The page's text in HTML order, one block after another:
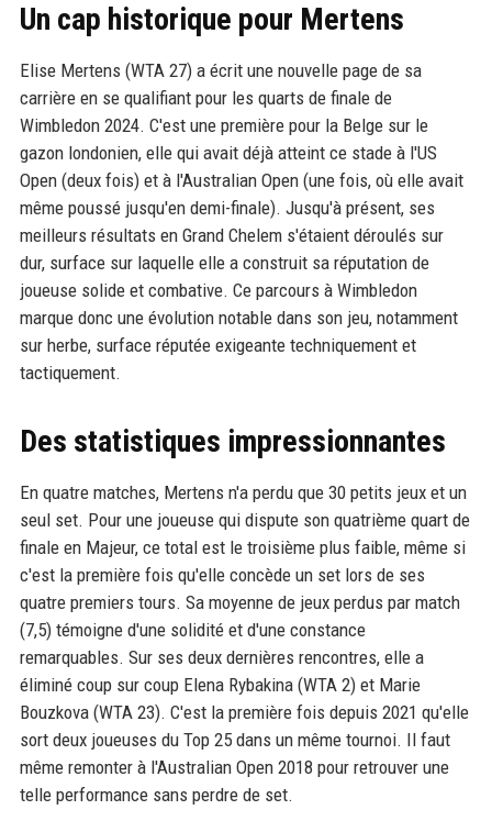
Un cap historique pour Mertens
Elise Mertens (WTA 27) a écrit une nouvelle page de sa
carrière en se qualifiant pour les quarts de finale de
Wimbledon 2024. C'est une première pour la Belge sur le
gazon londonien, elle qui avait déjà atteint ce stade à l'US
Open (deux fois) et à l'Australian Open (une fois, où elle avait
même poussé jusqu'en demi-finale). Jusqu'à présent, ses
meilleurs résultats en Grand Chelem s'étaient déroulés sur
dur, surface sur laquelle elle a construit sa réputation de
joueuse solide et combative. Ce parcours à Wimbledon
marque donc une évolution notable dans son jeu, notamment
sur herbe, surface réputée exigeante techniquement et
tactiquement.
Des statistiques impressionnantes
En quatre matches, Mertens n'a perdu que 30 petits jeux et un
seul set. Pour une joueuse qui dispute son quatrième quart de
finale en Majeur, ce total est le troisième plus faible, même si
c'est la première fois qu'elle concède un set lors de ses
quatre premiers tours. Sa moyenne de jeux perdus par match
(7,5) témoigne d'une solidité et d'une constance
remarquables. Sur ses deux dernières rencontres, elle a
éliminé coup sur coup Elena Rybakina (WTA 2) et Marie
Bouzkova (WTA 23). C'est la première fois depuis 2021 qu'elle
sort deux joueuses du Top 25 dans un même tournoi. Il faut
même remonter à l'Australian Open 2018 pour retrouver une
telle performance sans perdre de set.